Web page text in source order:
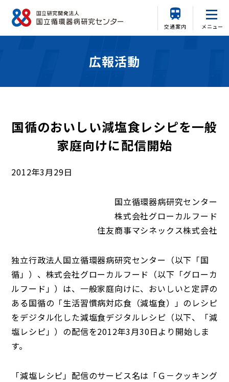
交通案内 メニュー
広報活動
国循のおいしい減塩食レシピを一般
家庭向けに配信開始
2012年3月29日
国立循環器病研究センター
株式会社グローカルフード
住友商事マシネックス株式会社
独立行政法人国立循環器病研究センター（以下「国
循」）、株式会社グローカルフード（以下「グローカ
ルフード」）は、一般家庭向けに、おいしいと定評の
ある国循の「生活習慣病対応食（減塩食）」のレシピ
をデジタル化した減塩食デジタルレシピ（以下、「減
塩レシピ」）の配信を2012年3月30日より開始しま
す。
「減塩レシピ」配信のサービス名は「Ｇ－クッキング